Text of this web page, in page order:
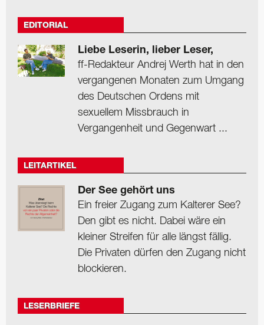
EDITORIAL
Liebe Leserin, lieber Leser,
ff-Redakteur Andrej Werth hat in den
vergangenen Monaten zum Umgang
des Deutschen Ordens mit
sexuellem Missbrauch in
Vergangenheit und Gegenwart ...
LEITARTIKEL
Der See gehört uns
Ein freier Zugang zum Kalterer See?
Den gibt es nicht. Dabei wäre ein
kleiner Streifen für alle längst fällig.
Die Privaten dürfen den Zugang nicht
blockieren.
LESERBRIEFE